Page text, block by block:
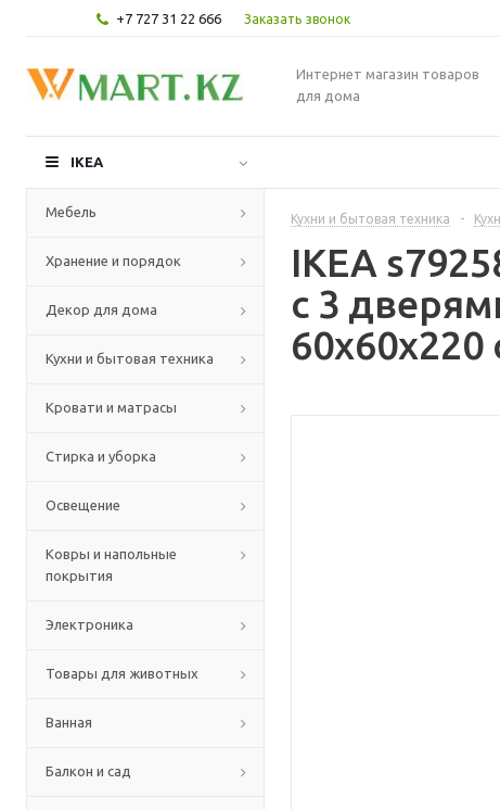
+7 727 31 22 666 Заказать звонок
Интернет магазин товаров
для дома
IKEA
Мебель
Хранение и порядок
Декор для дома
Кухни и бытовая техника
Кровати и матрасы
Стирка и уборка
Освещение
Ковры и напольные
покрытия
Электроника
Товары для животных
Ванная
Балкон и сад
Кухни и бытовая техника -
IKEA
с 3
60x60x220